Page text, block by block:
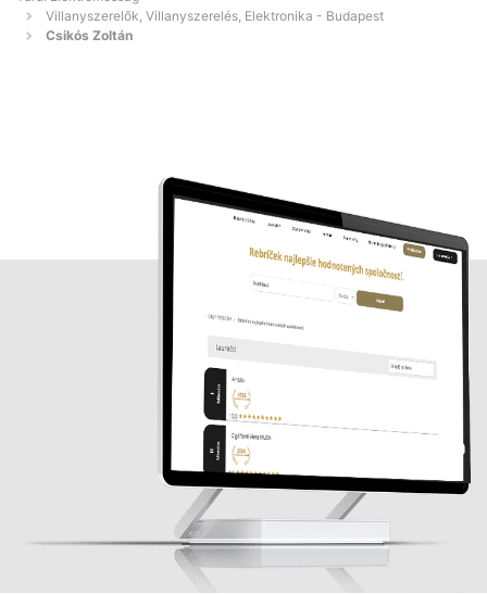
Villanyszerelők, Villanyszerelés, Elektronika - Budapest
Csikós Zoltán